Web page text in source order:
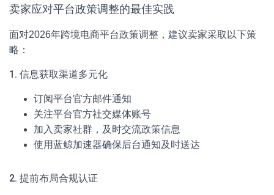
卖家应对平台政策调整的最佳实践
面对2026年跨境电商平台政策调整，建议卖家采取以下策
略：
1. 信息获取渠道多元化
订阅平台官方邮件通知
关注平台官方社交媒体账号
加入卖家社群，及时交流政策信息
使用蓝鲸加速器确保后台通知及时送达
2. 提前布局合规认证